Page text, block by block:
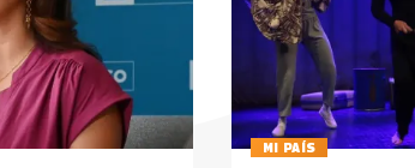
MI PAÍS